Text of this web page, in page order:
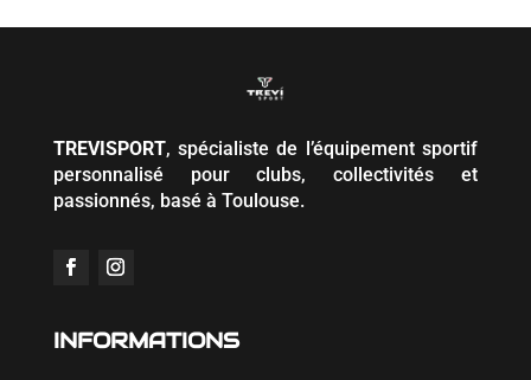
TREVISPORT, spécialiste de l’équipement sportif
personnalisé pour clubs, collectivités et
passionnés, basé à Toulouse.
INFORMATIONS